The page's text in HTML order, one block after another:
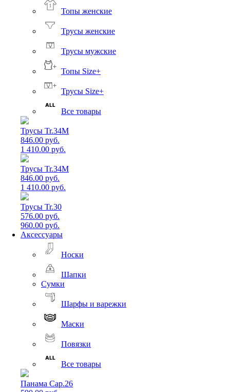
Топы женские
Трусы женские
Трусы мужские
Топы Size+
Трусы Size+
Все товары
Трусы Tr.34M
846.00 руб.
1 410.00 руб.
Трусы Tr.34M
846.00 руб.
1 410.00 руб.
Трусы Tr.30
576.00 руб.
960.00 руб.
Аксессуары
Носки
Шапки
Сумки
Шарфы и варежки
Маски
Повязки
Все товары
Панама Cap.26